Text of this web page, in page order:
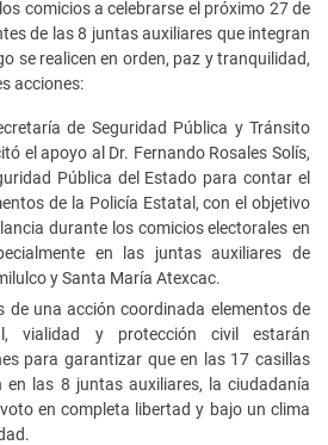
comicios a celebrarse el próximo 27 de
de las 8 juntas auxiliares que integran
se realicen en orden, paz y tranquilidad,
acciones:
de Seguridad Pública y Tránsito
el apoyo al Dr. Fernando Rosales Solís,
Pública del Estado para contar el
de la Policía Estatal, con el objetivo
durante los comicios electorales en
en las juntas auxiliares de
y Santa María Atexcac.
de una acción coordinada elementos de
vialidad y protección civil estarán
para garantizar que en las 17 casillas
en las 8 juntas auxiliares, la ciudadanía
en completa libertad y bajo un clima